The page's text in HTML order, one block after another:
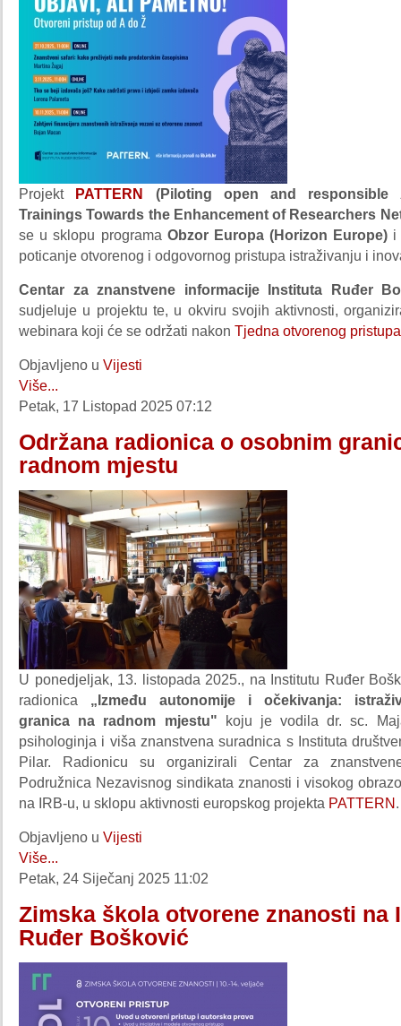
Projekt PATTERN
(Piloting open and responsible
Trainings Towards the Enhancement of Researchers
se u sklopu programa Obzor Europa (Horizon Europe) i
poticanje otvorenog i odgovornog pristupa istraživanju i
Centar za znanstvene informacije Instituta Ruđer
sudjeluje u projektu te, u okviru svojih aktivnosti,
webinara koji će se održati nakon Tjedna otvorenog pristupa
Objavljeno u Vijesti
Više...
Petak, 17 Listopad 2025 07:12
Održana radionica o osobnim
radnom mjestu
U ponedjeljak, 13. listopada 2025., na Institutu Ruđer
radionica „Između autonomije i očekivanja:
granica na radnom mjestu" koju je vodila dr. sc.
psihologinja i viša znanstvena suradnica s Instituta
Pilar. Radionicu su organizirali Centar za
Podružnica Nezavisnog sindikata znanosti i visokog
na IRB-u, u sklopu aktivnosti europskog projekta PATTERN.
Objavljeno u Vijesti
Više...
Petak, 24 Siječanj 2025 11:02
Zimska škola otvorene znanosti na
Ruđer Bošković